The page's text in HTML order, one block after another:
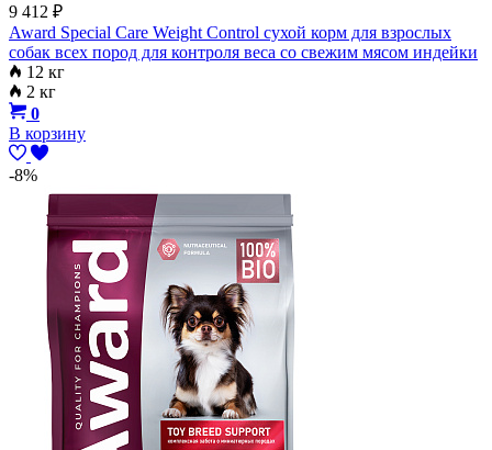
9 412 ₽
Award Special Care Weight Control сухой корм для взрослых
собак всех пород для контроля веса со свежим мясом индейки
12 кг
2 кг
0
В корзину
-8%